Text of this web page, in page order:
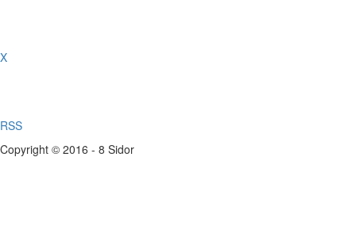
X
RSS
Copyright © 2016 - 8 Sidor